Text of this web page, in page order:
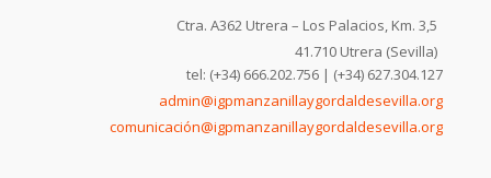
Ctra. A362 Utrera – Los Palacios, Km. 3,5
41.710 Utrera (Sevilla)
tel: (+34) 666.202.756 | (+34) 627.304.127
admin@igpmanzanillaygordaldesevilla.org
comunicación@igpmanzanillaygordaldesevilla.org